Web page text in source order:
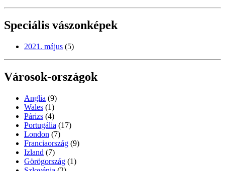
Speciális vászonképek
2021. május (5)
Városok-országok
Anglia (9)
Wales (1)
Párizs (4)
Portugália (17)
London (7)
Franciaország (9)
Izland (7)
Görögország (1)